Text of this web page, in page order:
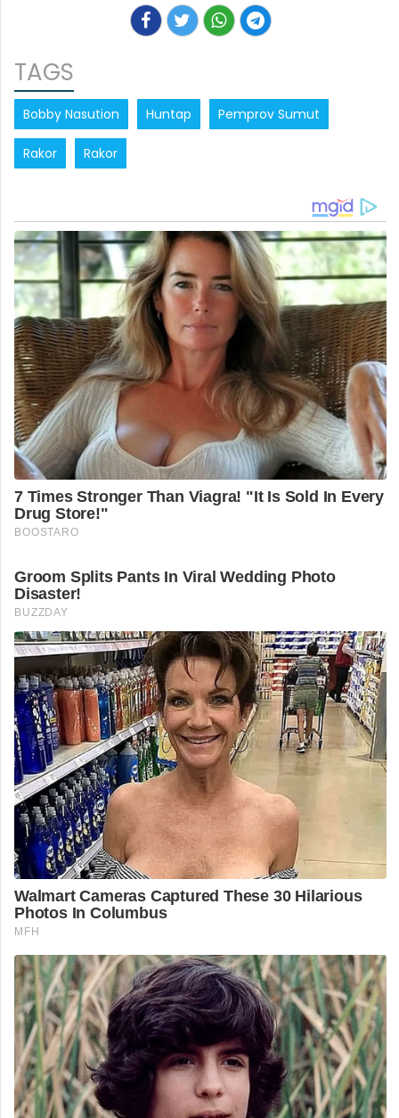
TAGS
Bobby Nasution Huntap Pemprov Sumut
Rakor Rakor